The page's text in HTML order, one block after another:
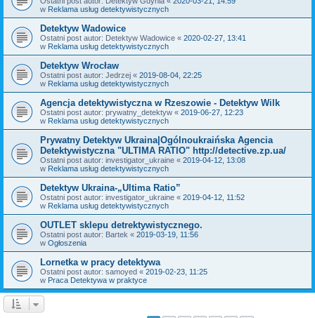
w Reklama usług detektywistycznych
Detektyw Wadowice
Ostatni post autor: Detektyw Wadowice « 2020-02-27, 13:41
w Reklama usług detektywistycznych
Detektyw Wrocław
Ostatni post autor: Jedrzej « 2019-08-04, 22:25
w Reklama usług detektywistycznych
Agencja detektywistyczna w Rzeszowie - Detektyw Wilk
Ostatni post autor: prywatny_detektyw « 2019-06-27, 12:23
w Reklama usług detektywistycznych
Prywatny Detektyw Ukraina|Ogólnoukraińska Agencia
Detektywistyczna "ULTIMA RATIO" http://detective.zp.ua/
Ostatni post autor: investigator_ukraine « 2019-04-12, 13:08
w Reklama usług detektywistycznych
Detektyw Ukraina-„Ultima Ratio”
Ostatni post autor: investigator_ukraine « 2019-04-12, 11:52
w Reklama usług detektywistycznych
OUTLET sklepu detrektywistycznego.
Ostatni post autor: Bartek « 2019-03-19, 11:56
w Ogłoszenia
Lornetka w pracy detektywa
Ostatni post autor: samoyed « 2019-02-23, 11:25
w Praca Detektywa w praktyce